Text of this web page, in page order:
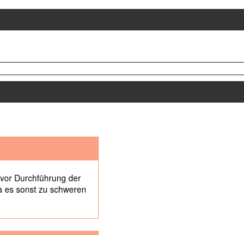
Durchführung der
es sonst zu schweren